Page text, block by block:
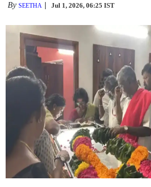
BySEETHA Jul 1, 2026, 06:25 IST